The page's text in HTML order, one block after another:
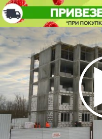
Вторую
Общество
Вторую
Общество